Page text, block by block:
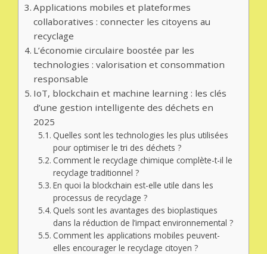
Applications mobiles et plateformes
collaboratives : connecter les citoyens au
recyclage
L’économie circulaire boostée par les
technologies : valorisation et consommation
responsable
IoT, blockchain et machine learning : les clés
d’une gestion intelligente des déchets en
2025
Quelles sont les technologies les plus utilisées
pour optimiser le tri des déchets ?
Comment le recyclage chimique complète-t-il le
recyclage traditionnel ?
En quoi la blockchain est-elle utile dans les
processus de recyclage ?
Quels sont les avantages des bioplastiques
dans la réduction de l’impact environnemental ?
Comment les applications mobiles peuvent-
elles encourager le recyclage citoyen ?